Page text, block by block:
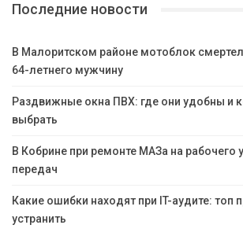
Последние новости
В Малоритском районе мотоблок
64-летнего мужчину
Раздвижные окна ПВХ: где они удобны и
выбрать
В Кобрине при ремонте МАЗа на рабочего
передач
Какие ошибки находят при IT-аудите: топ
устранить